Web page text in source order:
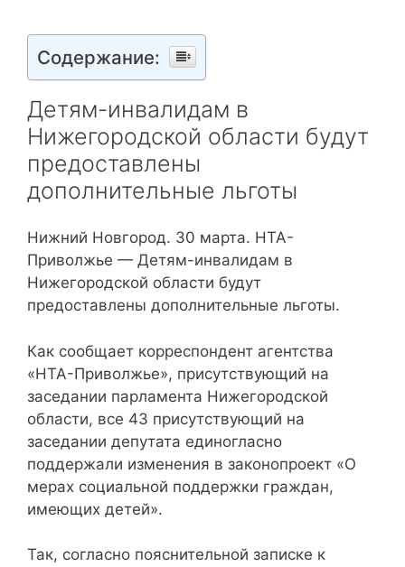
Содержание:
Детям-инвалидам в
Нижегородской области будут
предоставлены
дополнительные льготы
Нижний Новгород. 30 марта. НТА-
Приволжье — Детям-инвалидам в
Нижегородской области будут
предоставлены дополнительные льготы.
Как сообщает корреспондент агентства
«НТА-Приволжье», присутствующий на
заседании парламента Нижегородской
области, все 43 присутствующий на
заседании депутата единогласно
поддержали изменения в законопроект «О
мерах социальной поддержки граждан,
имеющих детей».
Так, согласно пояснительной записке к